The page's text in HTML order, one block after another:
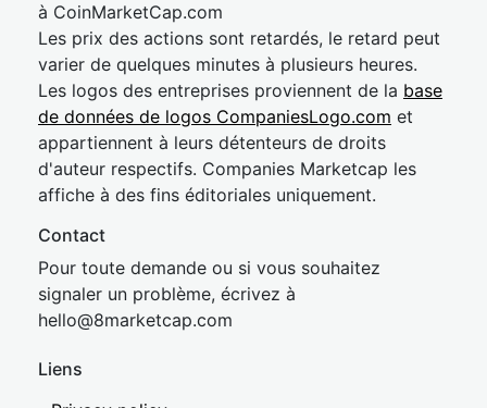
à CoinMarketCap.com
Les prix des actions sont retardés, le retard peut
varier de quelques minutes à plusieurs heures.
Les logos des entreprises proviennent de la base
de données de logos CompaniesLogo.com et
appartiennent à leurs détenteurs de droits
d'auteur respectifs. Companies Marketcap les
affiche à des fins éditoriales uniquement.
Contact
Pour toute demande ou si vous souhaitez
signaler un problème, écrivez à
hello@8marketcap.com
Liens